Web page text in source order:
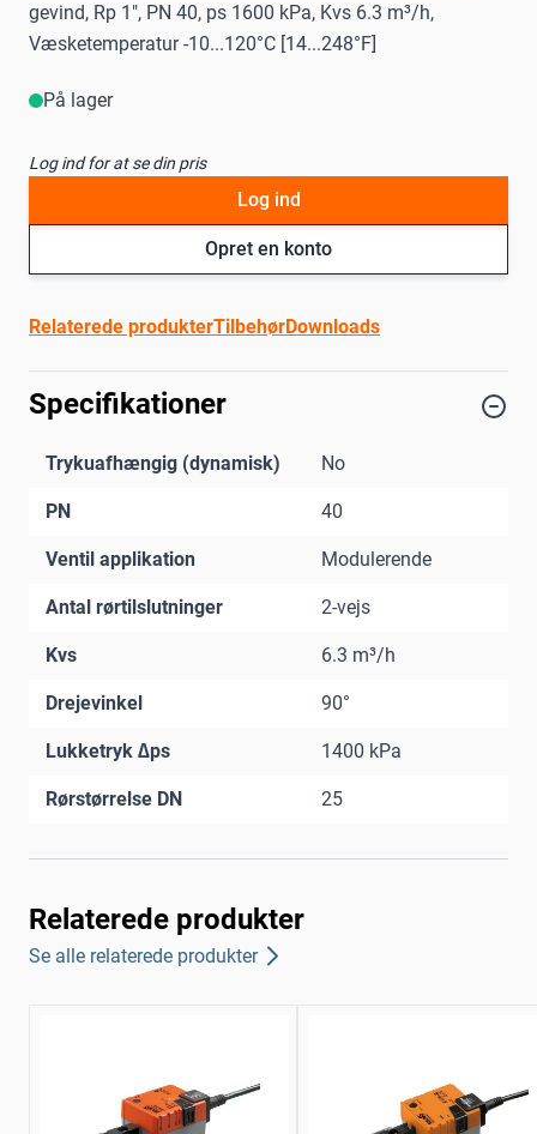
gevind, Rp 1", PN 40, ps 1600 kPa, Kvs 6.3 m³/h,
Væsketemperatur -10...120°C [14...248°F]
På lager
Log ind for at se din pris
Opret en konto
Log ind
Relaterede produkterTilbehørDownloads
Specifikationer
Trykuafhængig (dynamisk) No
PN 40
Ventil applikation Modulerende
Antal rørtilslutninger 2-vejs
Kvs 6.3 m³/h
Drejevinkel 90°
Lukketryk ∆ps 1400 kPa
Rørstørrelse DN 25
Relaterede produkter
Se alle relaterede produkter